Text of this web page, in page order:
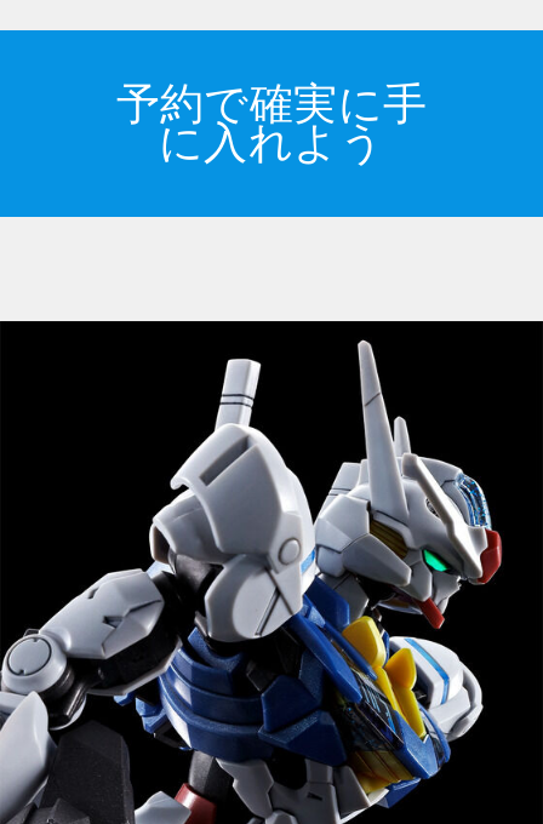
予約で確実に手
に入れよう